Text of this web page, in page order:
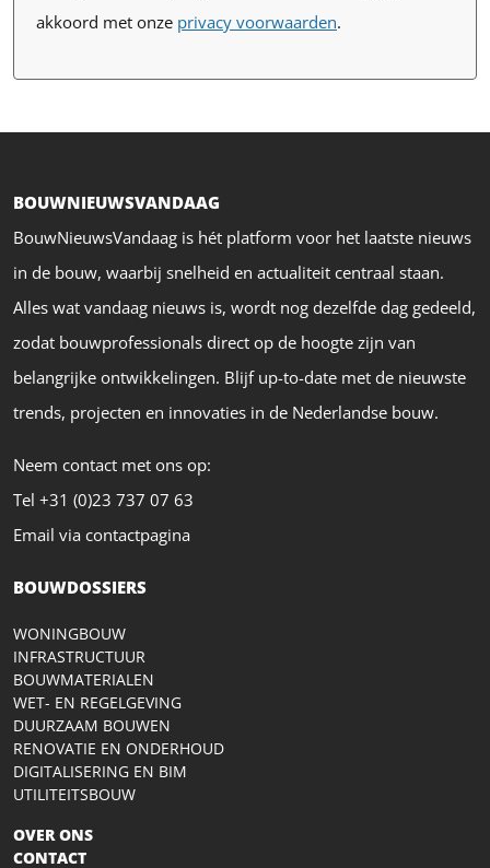
akkoord met onze privacy voorwaarden.
BOUWNIEUWSVANDAAG
BouwNieuwsVandaag is hét platform voor het laatste nieuws
in de bouw, waarbij snelheid en actualiteit centraal staan.
Alles wat vandaag nieuws is, wordt nog dezelfde dag gedeeld,
zodat bouwprofessionals direct op de hoogte zijn van
belangrijke ontwikkelingen. Blijf up-to-date met de nieuwste
trends, projecten en innovaties in de Nederlandse bouw.
Neem contact met ons op:
Tel +31 (0)23 737 07 63
Email via contactpagina
BOUWDOSSIERS
WONINGBOUW
INFRASTRUCTUUR
BOUWMATERIALEN
WET- EN REGELGEVING
DUURZAAM BOUWEN
RENOVATIE EN ONDERHOUD
DIGITALISERING EN BIM
UTILITEITSBOUW
OVER ONS
CONTACT